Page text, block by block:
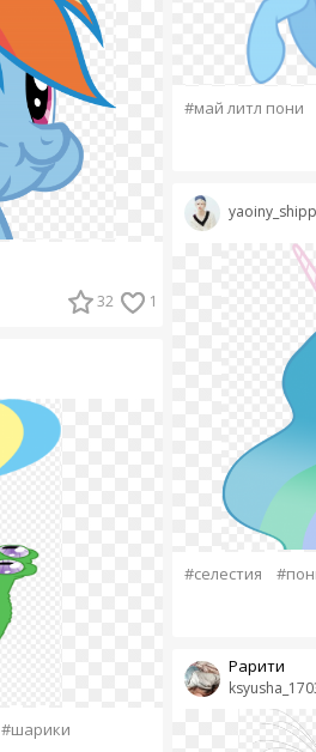
32 1
#шарики
#май литл пони
#селестия
Рарити